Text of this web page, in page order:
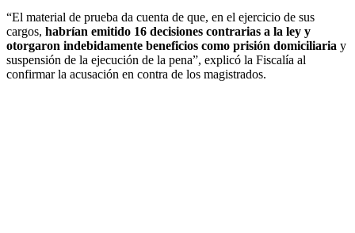
“El material de prueba da cuenta de que, en el ejercicio de sus
cargos, habrían emitido 16 decisiones contrarias a la ley y
otorgaron indebidamente beneficios como prisión domiciliaria y
suspensión de la ejecución de la pena”, explicó la Fiscalía al
confirmar la acusación en contra de los magistrados.